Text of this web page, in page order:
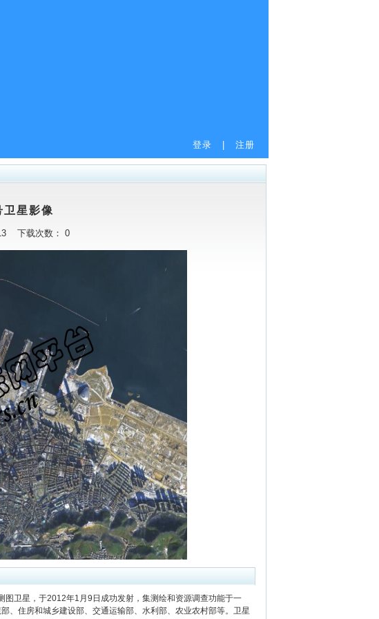
登录 注册
卫星影像
下载次数： 0
卫星，于2012年1月9日成功发射，集测绘和资源调查功能于一
、住房和城乡建设部、交通运输部、水利部、农业农村部等。卫星